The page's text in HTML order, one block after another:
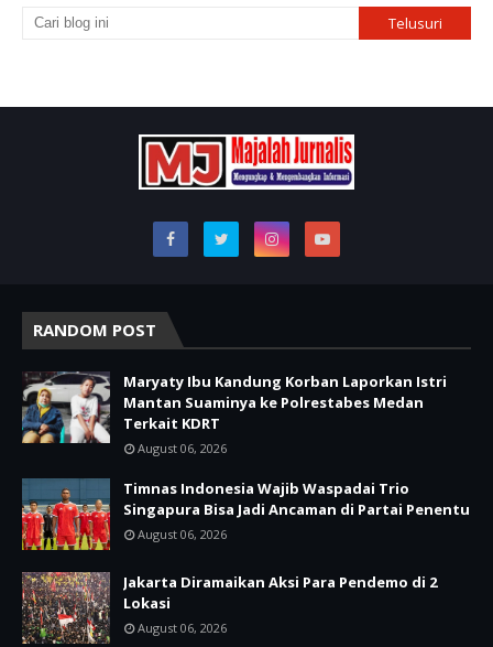
RANDOM POST
Maryaty Ibu Kandung Korban Laporkan Istri
Mantan Suaminya ke Polrestabes Medan
Terkait KDRT
August 06, 2026
Timnas Indonesia Wajib Waspadai Trio
Singapura Bisa Jadi Ancaman di Partai Penentu
August 06, 2026
Jakarta Diramaikan Aksi Para Pendemo di 2
Lokasi
August 06, 2026